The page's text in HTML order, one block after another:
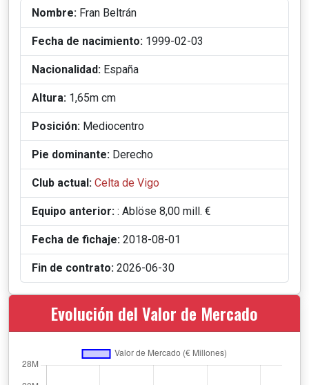
Nombre: Fran Beltrán
Fecha de nacimiento: 1999-02-03
Nacionalidad: España
Altura: 1,65m cm
Posición: Mediocentro
Pie dominante: Derecho
Club actual: Celta de Vigo
Equipo anterior: : Ablöse 8,00 mill. €
Fecha de fichaje: 2018-08-01
Fin de contrato: 2026-06-30
Evolución del Valor de Mercado